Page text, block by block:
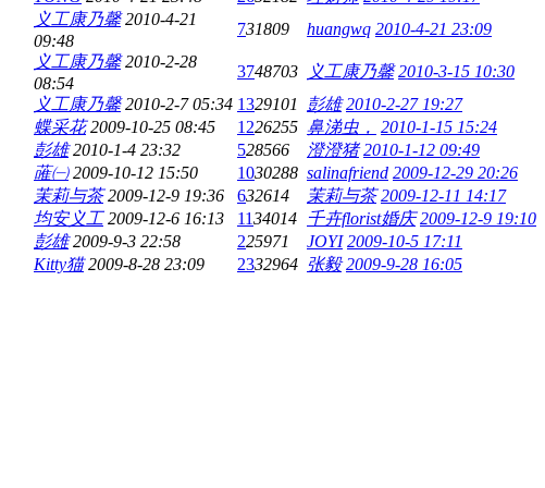
义工康乃馨 2010-4-21
09:48
731809 huangwq 2010-4-21 23:09
义工康乃馨 2010-2-28
08:54
3748703 义工康乃馨 2010-3-15 10:30
义工康乃馨 2010-2-7 05:34 1329101 彭雄 2010-2-27 19:27
蝶采花 2009-10-25 08:45 1226255 鼻涕虫， 2010-1-15 15:24
彭雄 2010-1-4 23:32 528566 澄澄猪 2010-1-12 09:49
蓶㈠ 2009-10-12 15:50 1030288 salinafriend 2009-12-29 20:26
茉莉与茶 2009-12-9 19:36 632614 茉莉与茶 2009-12-11 14:17
均安义工 2009-12-6 16:13 1134014 千卉florist婚庆 2009-12-9 19:10
彭雄 2009-9-3 22:58 225971 JOYI 2009-10-5 17:11
Kitty猫 2009-8-28 23:09 2332964 张毅 2009-9-28 16:05